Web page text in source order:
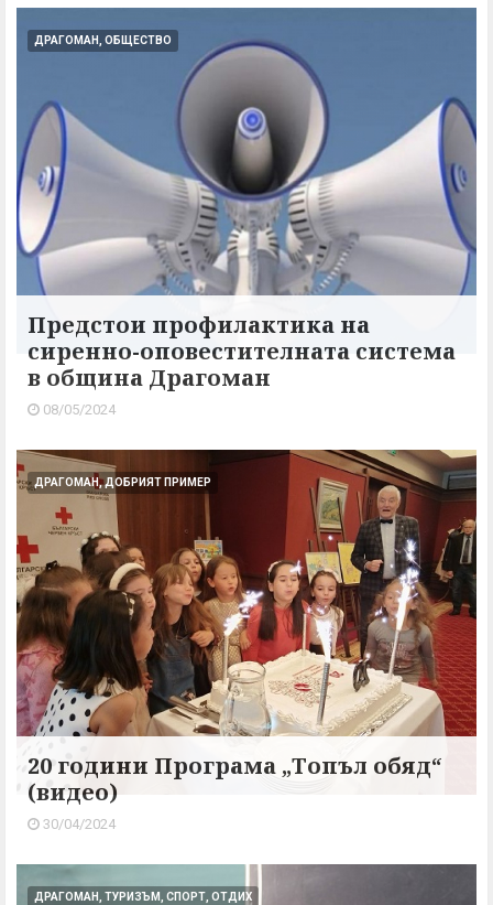
ДРАГОМАН, ОБЩЕСТВО
Предстои профилактика на
сиренно-оповестителната система
в община Драгоман
08/05/2024
ДРАГОМАН, ДОБРИЯТ ПРИМЕР
20 години Програма „Топъл обяд“
(видео)
30/04/2024
ДРАГОМАН, ТУРИЗЪМ, СПОРТ, ОТДИХ